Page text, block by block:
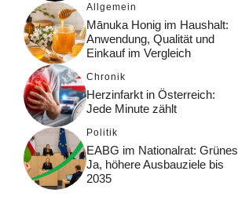
Allgemein
Mānuka Honig im Haushalt:
Anwendung, Qualität und
Einkauf im Vergleich
Chronik
Herzinfarkt in Österreich:
Jede Minute zählt
Politik
EABG im Nationalrat: Grünes
Ja, höhere Ausbauziele bis
2035